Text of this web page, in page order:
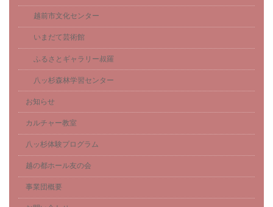
越前市文化センター
いまだて芸術館
ふるさとギャラリー叔羅
八ッ杉森林学習センター
お知らせ
カルチャー教室
八ッ杉体験プログラム
越の都ホール友の会
事業団概要